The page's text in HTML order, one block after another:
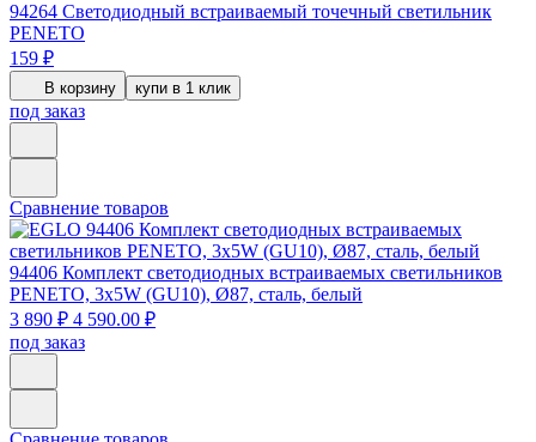
94264 Светодиодный встраиваемый точечный светильник
PENETO
159 ₽
В корзину купи в 1 клик
под заказ
Сравнение товаров
94406 Комплект светодиодных встраиваемых светильников
PENETO, 3x5W (GU10), Ø87, сталь, белый
3 890 ₽ 4 590.00 ₽
под заказ